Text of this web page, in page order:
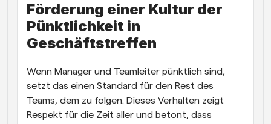
Förderung einer Kultur der
Pünktlichkeit in
Geschäftstreffen
Wenn Manager und Teamleiter pünktlich sind,
setzt das einen Standard für den Rest des
Teams, dem zu folgen. Dieses Verhalten zeigt
Respekt für die Zeit aller und betont, dass